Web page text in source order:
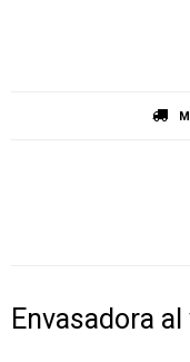
Envasadora